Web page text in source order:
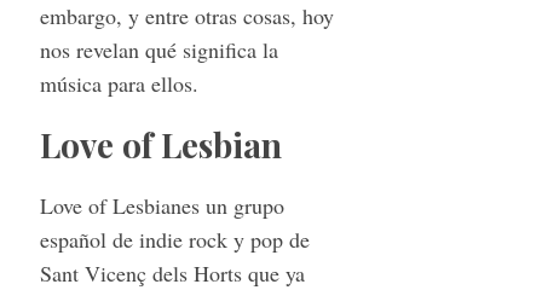
embargo, y entre otras cosas, hoy
nos revelan qué significa la
música para ellos.
Love of Lesbian
Love of Lesbianes un grupo
español de indie rock y pop de
Sant Vicenç dels Horts que ya